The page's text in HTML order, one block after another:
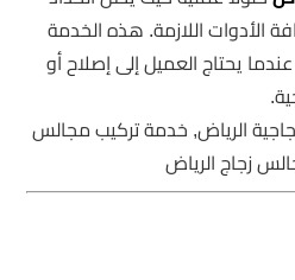
الأدوات اللازمة. هذه الخدمة
يحتاج العميل إلى إصلاح أو
الرياض, خدمة تركيب مجالس
زجاج الرياض